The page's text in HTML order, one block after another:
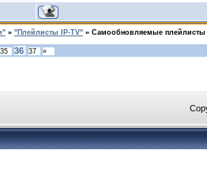
» "Плейлисты IP-TV" » Самообновляемые плейлисты
35 36 37 »